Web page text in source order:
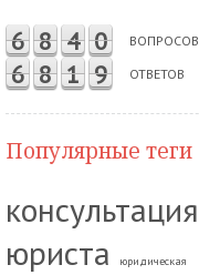
6 8 4 0 ВОПРОСОВ
6 8 1 9 ОТВЕТОВ
Популярные теги
консультация
юриста
юридическая